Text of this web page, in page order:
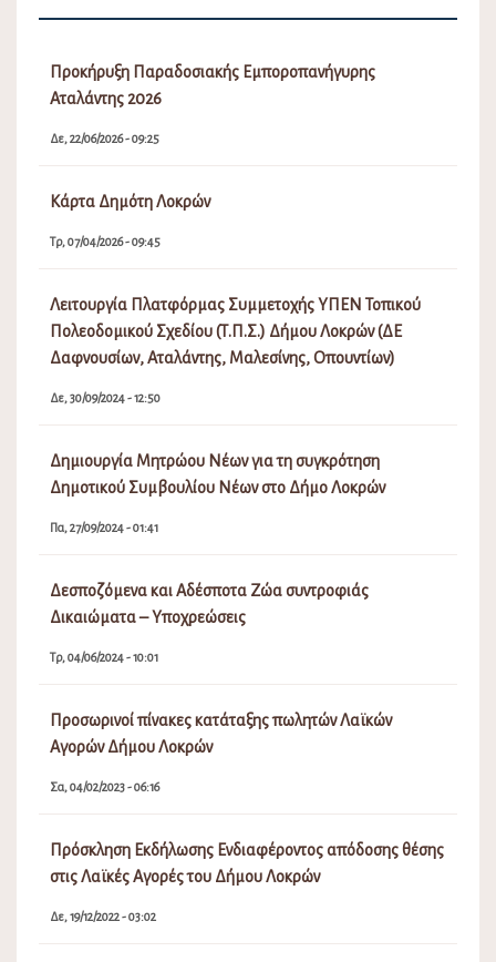
Προκήρυξη Παραδοσιακής Εμποροπανήγυρης
Αταλάντης 2026
Δε, 22/06/2026 - 09:25
Κάρτα Δημότη Λοκρών
Τρ, 07/04/2026 - 09:45
Λειτουργία Πλατφόρμας Συμμετοχής ΥΠΕΝ Τοπικού
Πολεοδομικού Σχεδίου (Τ.Π.Σ.) Δήμου Λοκρών (ΔΕ
Δαφνουσίων, Αταλάντης, Μαλεσίνης, Οπουντίων)
Δε, 30/09/2024 - 12:50
Δημιουργία Μητρώου Νέων για τη συγκρότηση
Δημοτικού Συμβουλίου Νέων στο Δήμο Λοκρών
Πα, 27/09/2024 - 01:41
Δεσποζόμενα και Αδέσποτα Ζώα συντροφιάς
Δικαιώματα – Υποχρεώσεις
Τρ, 04/06/2024 - 10:01
Προσωρινοί πίνακες κατάταξης πωλητών Λαϊκών
Αγορών Δήμου Λοκρών
Σα, 04/02/2023 - 06:16
Πρόσκληση Εκδήλωσης Ενδιαφέροντος απόδοσης θέσης
στις Λαϊκές Αγορές του Δήμου Λοκρών
Δε, 19/12/2022 - 03:02